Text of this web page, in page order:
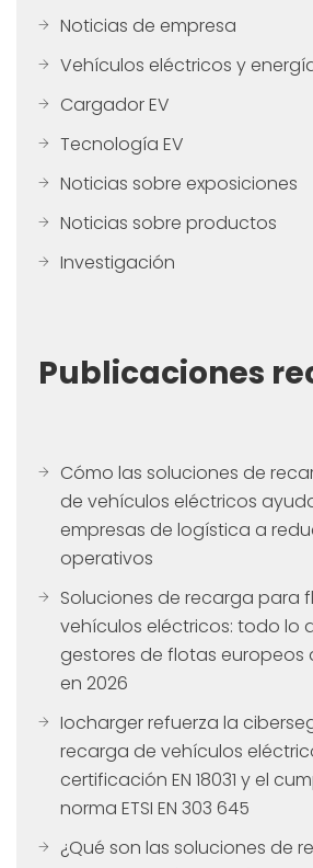
Noticias de empresa
Vehículos eléctricos y
Cargador EV
Tecnología EV
Noticias sobre exposiciones
Noticias sobre productos
Investigación
Publicaciones
Cómo las soluciones de
de vehículos eléctricos
empresas de logística a
operativos
Soluciones de recarga para
vehículos eléctricos: todo lo
gestores de flotas europeos
en 2026
Iocharger refuerza la
recarga de vehículos
certificación EN 18031 y el
norma ETSI EN 303 645
¿Qué son las soluciones de